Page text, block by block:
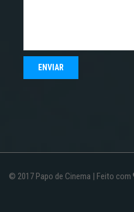
© 2017 Papo de Cinema | Feito com